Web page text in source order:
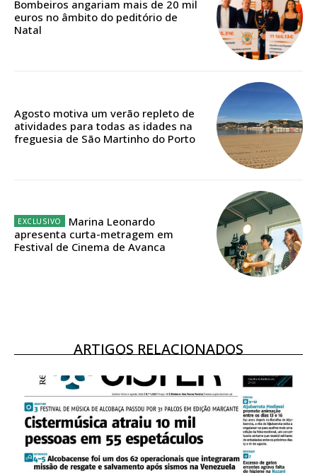
Edição em papel entregue à Quinta-feira em sua
Ofertas para assinatura anual
ASSINATURA
DIGITAL ANUAL
Acesso aos conteúdos Exclusivos para
assinantes
Ofertas para assinatura anual
Escolha o plano
Bombeiros angariam mais de 20 mil
euros no âmbito do peditório de
Natal
Agosto motiva um verão repleto de
atividades para todas as idades na
freguesia de São Martinho do Porto
Marina Leonardo
apresenta curta-metragem em
Festival de Cinema de Avanca
ARTIGOS RELACIONADOS